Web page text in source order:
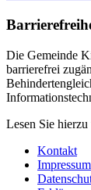
Die Gemeinde
barrierefrei
Lesen Sie hierzu
Kontakt
Impressum